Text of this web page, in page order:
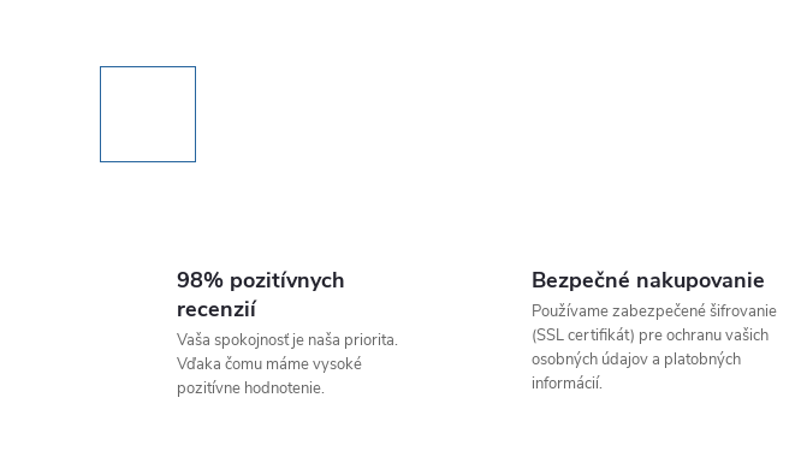
98% pozitívnych
recenzií
Vaša spokojnosť je naša priorita.
Vďaka čomu máme vysoké
pozitívne hodnotenie.
Bezpečné nakupovanie
Používame zabezpečené šifrovanie
(SSL certifikát) pre ochranu vašich
osobných údajov a platobných
informácií.